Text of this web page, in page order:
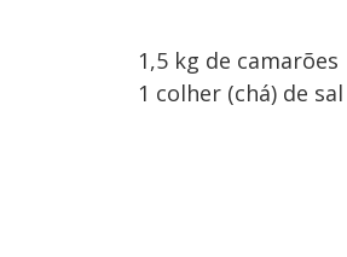
1,5 kg de camarões
1 colher (chá) de sal